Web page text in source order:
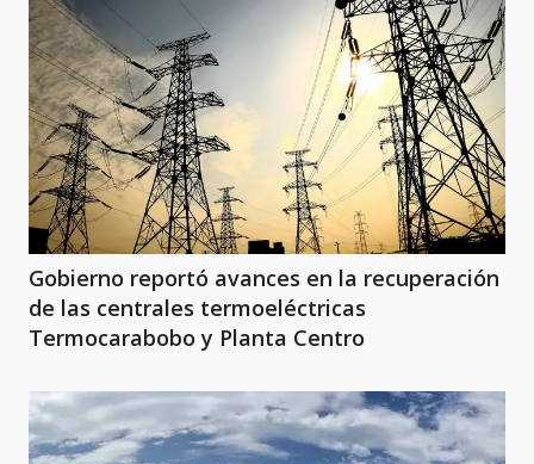
Gobierno reportó avances en la recuperación
de las centrales termoeléctricas
Termocarabobo y Planta Centro